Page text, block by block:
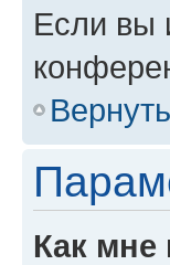
Если вы
Как мне